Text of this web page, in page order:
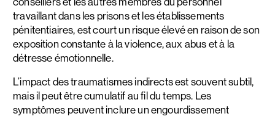
travaillant dans les prisons et les établissements
pénitentiaires, est court un risque élevé en raison de son
exposition constante à la violence, aux abus et à la
détresse émotionnelle.
L’impact des traumatismes indirects est souvent subtil,
mais il peut être cumulatif au fil du temps. Les
symptômes peuvent inclure un engourdissement